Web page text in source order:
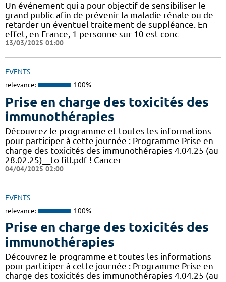
Un événement qui a pour objectif de sensibiliser le
grand public afin de prévenir la maladie rénale ou de
retarder un éventuel traitement de suppléance. En
effet, en France, 1 personne sur 10 est conc
13/03/2025 01:00
EVENTS
relevance: 100%
Prise en charge des toxicités des
immunothérapies
​​Découvrez le programme et toutes les informations
pour participer à cette journée :​ Programme Prise en
charge des toxicités des immunothérapies 4.04.25 (au
28.02.25)__to fill.pdf !​ Cancer
04/04/2025 02:00
EVENTS
relevance: 100%
Prise en charge des toxicités des
immunothérapies
​​Découvrez le programme et toutes les informations
pour participer à cette journée :​ Programme Prise en
charge des toxicités des immunothérapies 4.04.25 (au